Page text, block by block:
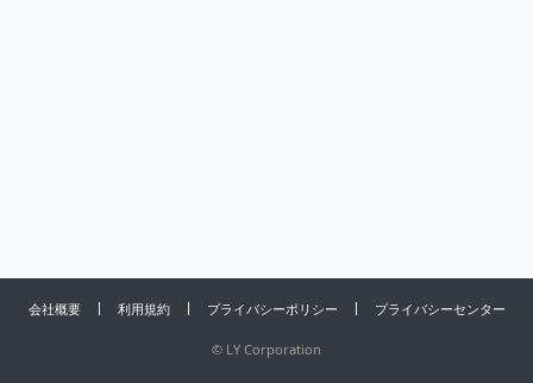
会社概要 利用規約 プライバシーポリシー プライバシーセンター
© LY Corporation